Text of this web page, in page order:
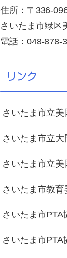
住所：〒336-
さいたま市緑区
電話：048-878-
リンク
さいたま市立美
さいたま市立大
さいたま市立美
さいたま市教育
さいたま市PTA
さいたま市PTA